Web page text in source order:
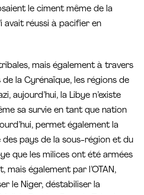
le ciment même de la
avait réussi à pacifier en
mais également à travers
la Cyrénaïque, les régions de
aujourd’hui, la Libye n’existe
sa survie en tant que nation
permet également la
des pays de la sous-région et du
que les milices ont été armées
mais également par l’OTAN,
le Niger, déstabiliser la